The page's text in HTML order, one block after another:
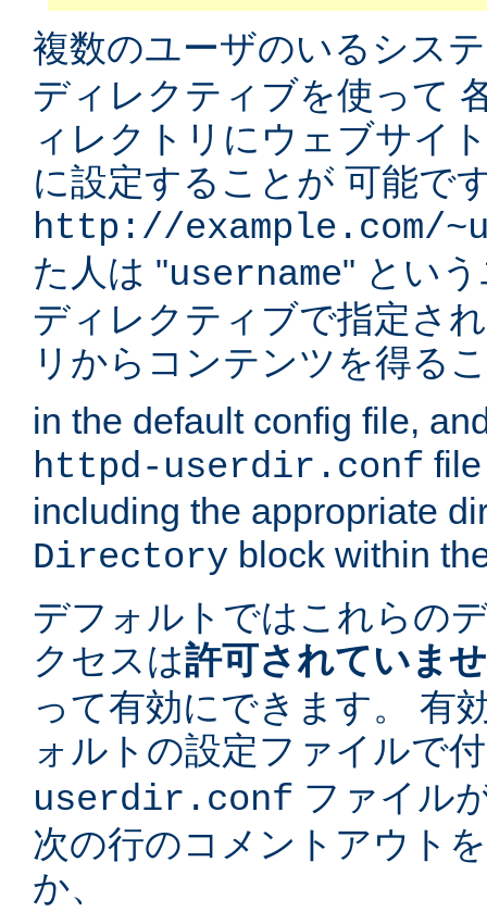
複数のユーザのいるシス
ディレクティブを使って
ィレクトリにウェブサイ
に設定することが 可能で
http://example.com/
た人は "username" とい
ディレクティブで指定さ
リからコンテンツを得る
in the default config file,
httpd-userdir.conf
including the appropriate
Directory block within
デフォルトではこれらの
クセスは許可されていま
って有効にできます。 有
ォルトの設定ファイルで
userdir.conf ファイル
次の行のコメントアウト
か、